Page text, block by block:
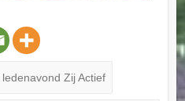
Zij Actief